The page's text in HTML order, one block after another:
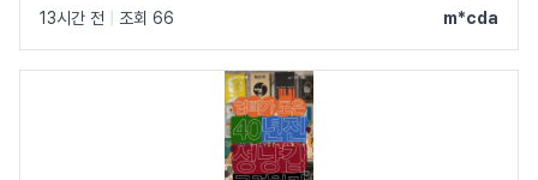
13시간 전 조회 66 m*cda